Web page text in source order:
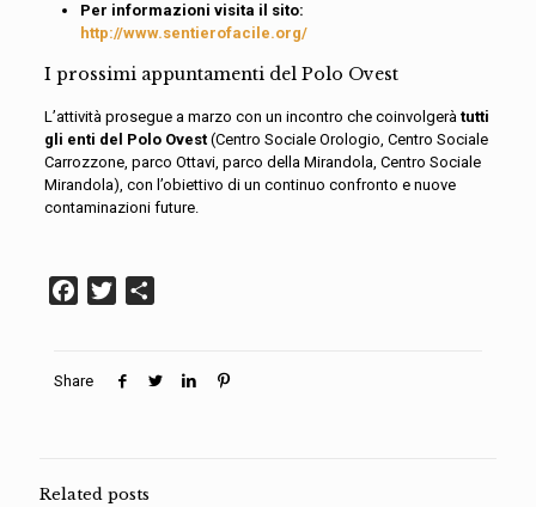
Per informazioni visita il sito:
http://www.sentierofacile.org/
I prossimi appuntamentidel Polo Ovest
L’attività prosegue a marzo con un incontro che coinvolgerà tutti
gli enti del Polo Ovest(Centro Sociale Orologio, Centro Sociale
Carrozzone, parco Ottavi, parco della Mirandola, Centro Sociale
Mirandola), con l’obiettivo di un continuo confronto e nuove
contaminazionifuture.
Facebook
Twitter
Share
Related posts